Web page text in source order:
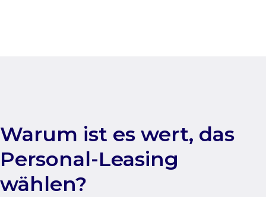
Warum ist es wert, das
Personal-Leasing
wählen?